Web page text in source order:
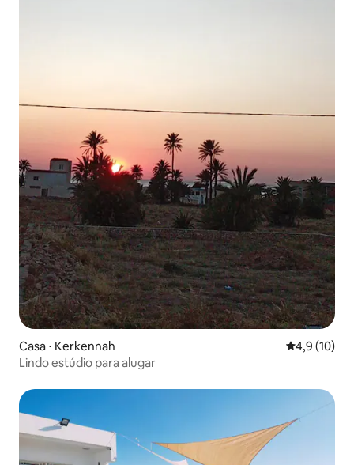
Casa ⋅ Kerkennah 4,9 de uma
4,9 (10)
Lindo estúdio para alugar